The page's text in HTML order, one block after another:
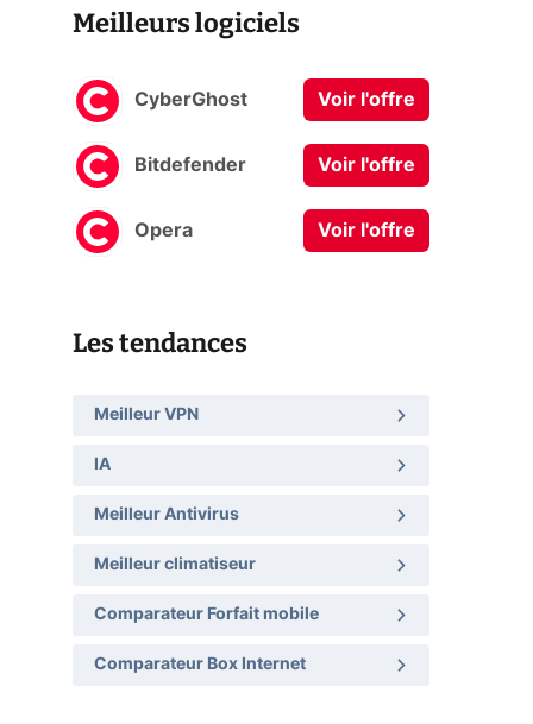
Meilleurs logiciels
CyberGhost Voir l'offre
Bitdefender Voir l'offre
Opera Voir l'offre
Les tendances
Meilleur VPN
IA
Meilleur Antivirus
Meilleur climatiseur
Comparateur Forfait mobile
Comparateur Box Internet